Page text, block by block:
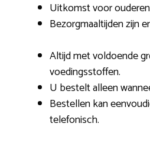
Uitkomst voor
Bezorgmaaltijden zijn
Altijd met voldoende
voedingsstoffen.
U bestelt alleen
Bestellen kan
telefonisch.